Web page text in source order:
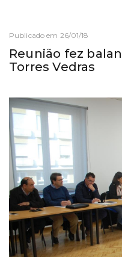
Publicado em 26/01/18
Reunião fez
Torres Vedras